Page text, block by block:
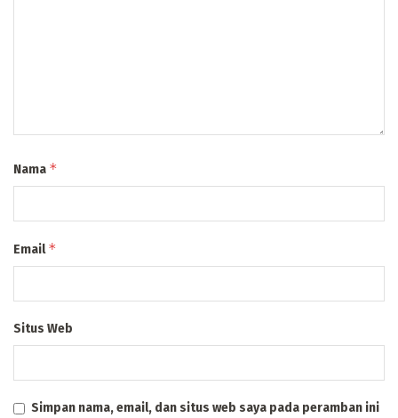
Nama *
Email*
Situs Web
Simpan nama, email, dan situs web saya pada peramban ini